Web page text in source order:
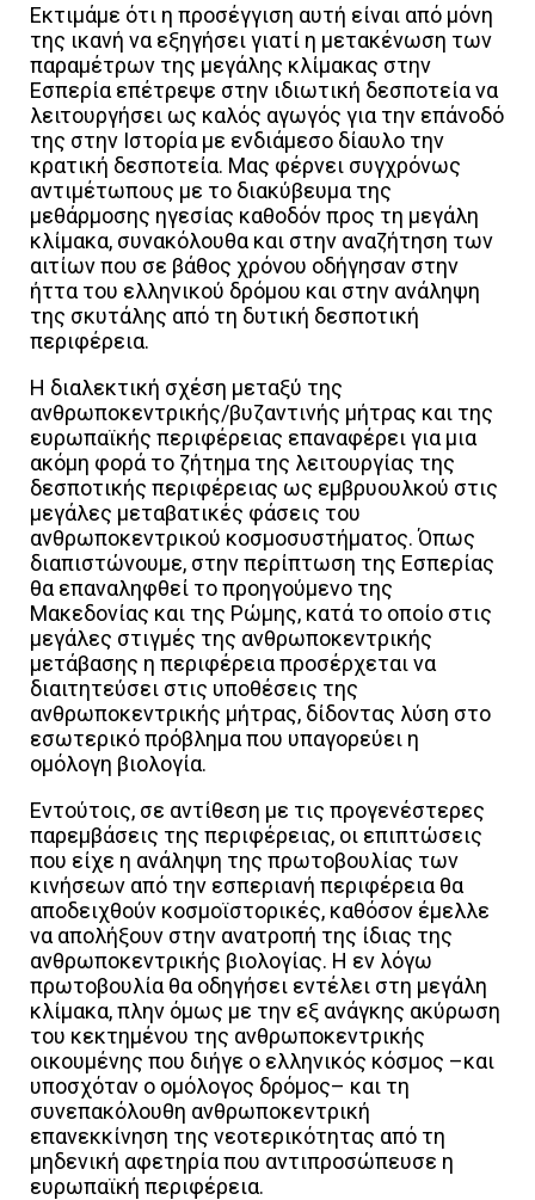
Εκτιμάμε ότι η προσέγγιση αυτή είναι από μόνη
της ικανή να εξηγήσει γιατί η μετακένωση των
παραμέτρων της μεγάλης κλίμακας στην
Εσπερία επέτρεψε στην ιδιωτική δεσποτεία να
λειτουργήσει ως καλός αγωγός για την επάνοδό
της στην Ιστορία με ενδιάμεσο δίαυλο την
κρατική δεσποτεία. Μας φέρνει συγχρόνως
αντιμέτωπους με το διακύβευμα της
μεθάρμοσης ηγεσίας καθοδόν προς τη μεγάλη
κλίμακα, συνακόλουθα και στην αναζήτηση των
αιτίων που σε βάθος χρόνου οδήγησαν στην
ήττα του ελληνικού δρόμου και στην ανάληψη
της σκυτάλης από τη δυτική δεσποτική
περιφέρεια.
Η διαλεκτική σχέση μεταξύ της
ανθρωποκεντρικής/βυζαντινής μήτρας και της
ευρωπαϊκής περιφέρειας επαναφέρει για μια
ακόμη φορά το ζήτημα της λειτουργίας της
δεσποτικής περιφέρειας ως εμβρυουλκού στις
μεγάλες μεταβατικές φάσεις του
ανθρωποκεντρικού κοσμοσυστήματος. Όπως
διαπιστώνουμε, στην περίπτωση της Εσπερίας
θα επαναληφθεί το προηγούμενο της
Μακεδονίας και της Ρώμης, κατά το οποίο στις
μεγάλες στιγμές της ανθρωποκεντρικής
μετάβασης η περιφέρεια προσέρχεται να
διαιτητεύσει στις υποθέσεις της
ανθρωποκεντρικής μήτρας, δίδοντας λύση στο
εσωτερικό πρόβλημα που υπαγορεύει η
ομόλογη βιολογία.
Εντούτοις, σε αντίθεση με τις προγενέστερες
παρεμβάσεις της περιφέρειας, οι επιπτώσεις
που είχε η ανάληψη της πρωτοβουλίας των
κινήσεων από την εσπεριανή περιφέρεια θα
αποδειχθούν κοσμοϊστορικές, καθόσον έμελλε
να απολήξουν στην ανατροπή της ίδιας της
ανθρωποκεντρικής βιολογίας. Η εν λόγω
πρωτοβουλία θα οδηγήσει εντέλει στη μεγάλη
κλίμακα, πλην όμως με την εξ ανάγκης ακύρωση
του κεκτημένου της ανθρωποκεντρικής
οικουμένης που διήγε ο ελληνικός κόσμος –και
υποσχόταν ο ομόλογος δρόμος– και τη
συνεπακόλουθη ανθρωποκεντρική
επανεκκίνηση της νεοτερικότητας από τη
μηδενική αφετηρία που αντιπροσώπευσε η
ευρωπαϊκή περιφέρεια.